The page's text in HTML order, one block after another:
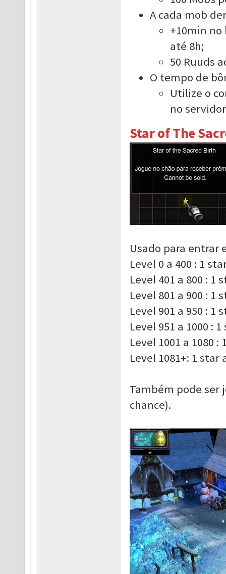
A cada mob
+10min
até 8h;
50 Ruuds
O tempo de
Utilize o
no
Star of The
Usado para entrar
Level 0 a 400 : 1
Level 401 a 800 : 1
Level 801 a 900 : 1
Level 901 a 950 : 1
Level 951 a 1000 :
Level 1001 a 1080
Level 1081+: 1
Também pode ser
chance).